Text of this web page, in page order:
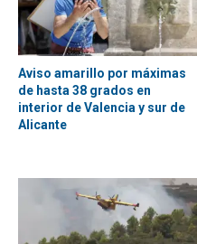
Aviso amarillo por máximas
de hasta 38 grados en
interior de Valencia y sur de
Alicante